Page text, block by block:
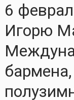
6
Игорю